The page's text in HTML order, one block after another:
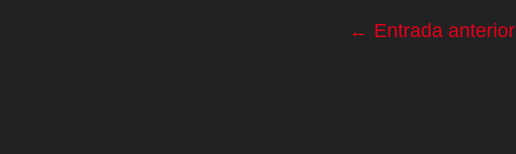
← Entrada anterior